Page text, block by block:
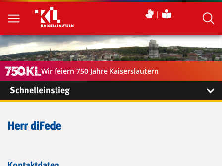
Wir feiern 750 Jahre Kaiserslautern
Schnelleinstieg
Herr diFede